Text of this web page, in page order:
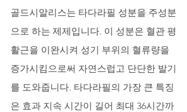
골드시알리스는 타다라필 성분을 주성분
으로 하는 제제입니다. 이 성분은 혈관 평
활근을 이완시켜 성기 부위의 혈류량을
증가시킴으로써 자연스럽고 단단한 발기
를 도와줍니다. 타다라필의 가장 큰 특징
은 효과 지속 시간이 길어 최대 36시간까